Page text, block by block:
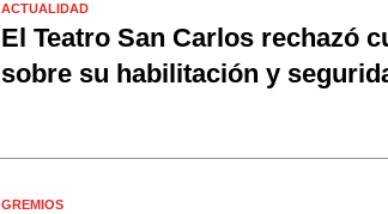
ACTUALIDAD
El Teatro San Carlos rechazó
sobre su habilitación y
GREMIOS